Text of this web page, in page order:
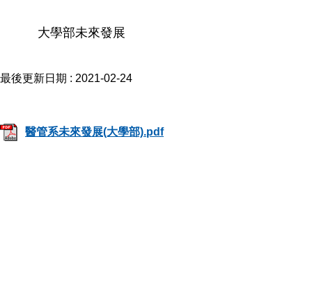
大學部未來發展
最後更新日期 : 2021-02-24
醫管系未來發展(大學部).pdf